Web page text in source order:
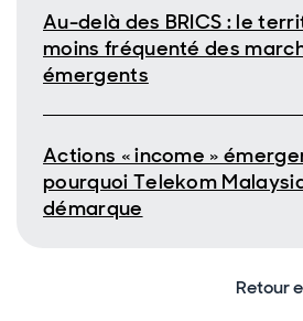
Au-delà des BRICS : le
moins fréquenté des
émergents
Actions « income »
pourquoi Telekom
démarque
Retour